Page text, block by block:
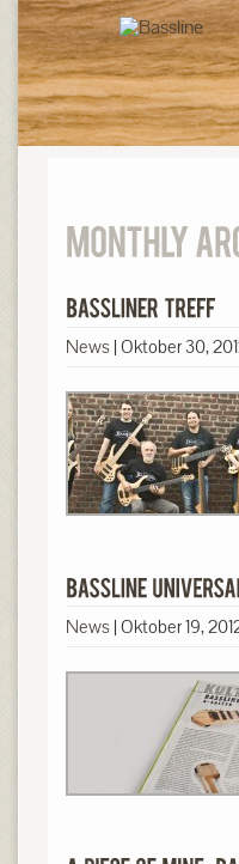
News | Oktober 30,
News | Oktober 19,